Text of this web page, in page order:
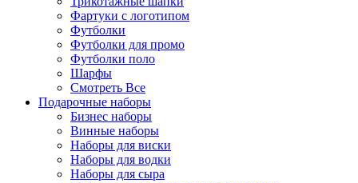
Фартуки с логотипом
Футболки
Футболки для промо
Футболки поло
Шарфы
Смотреть Все
Подарочные наборы
Бизнес наборы
Винные наборы
Наборы для виски
Наборы для водки
Наборы для сыра